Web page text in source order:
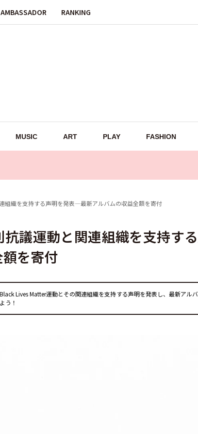
AMBASSADOR RANKING
MUSIC ART PLAY FASHION
組織を支持する声明を発表—最新アルバムの収益全額を寄付
議運動と関連組織を支持す
を寄付
Lives Matter運動とその関連組織を支持する声明を発表し、最新アル
う！